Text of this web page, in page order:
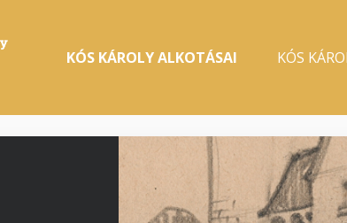
Main
KÓS KÁROLY ALKOTÁSAI KÓS